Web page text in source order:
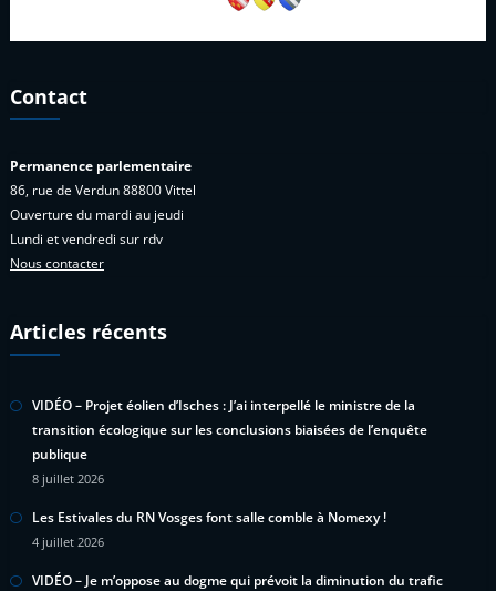
Contact
Permanence parlementaire
86, rue de Verdun 88800 Vittel
Ouverture du mardi au jeudi
Lundi et vendredi sur rdv
Nous contacter
Articles récents
VIDÉO – Projet éolien d’Isches : J’ai interpellé le ministre de la
transition écologique sur les conclusions biaisées de l’enquête
publique
8 juillet 2026
Les Estivales du RN Vosges font salle comble à Nomexy !
4 juillet 2026
VIDÉO – Je m’oppose au dogme qui prévoit la diminution du trafic